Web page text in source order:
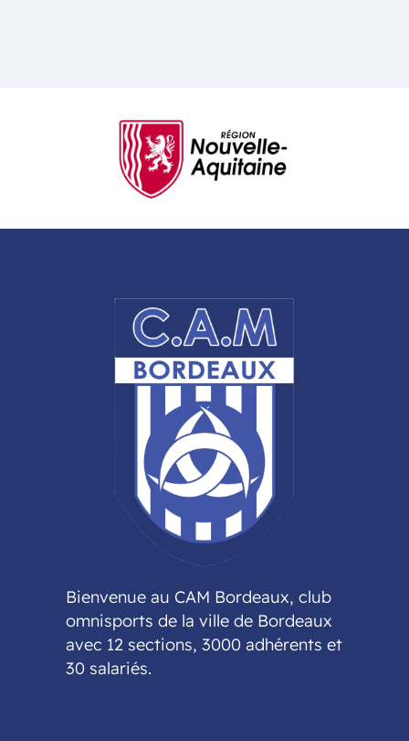
Bienvenue au CAM Bordeaux, club
omnisports de la ville de Bordeaux
avec 12 sections, 3000 adhérents et
30 salariés.